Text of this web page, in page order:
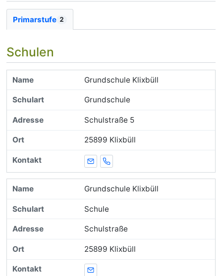
Primarstufe 2
Schulen
Grundschule Klixbüll
Grundschule
Schulstraße 5
25899 Klixbüll
E-MailTelefon
Grundschule Klixbüll
Schule
Schulstraße
25899 Klixbüll